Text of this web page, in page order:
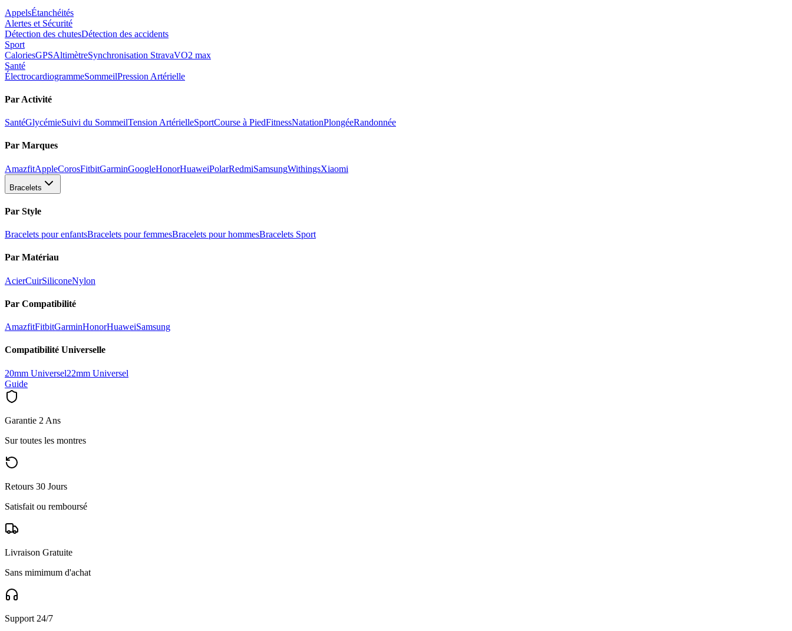
AppelsÉtanchéités
Alertes et Sécurité
Détection des chutesDétection des accidents
Sport
CaloriesGPSAltimètreSynchronisation StravaVO2 max
Santé
ÉlectrocardiogrammeSommeilPression Artérielle
Par Activité
SantéGlycémieSuivi du SommeilTension ArtérielleSportCourse à PiedFitnessNatationPlongéeRandonnée
Par Marques
AmazfitAppleCorosFitbitGarminGoogleHonorHuaweiPolarRedmiSamsungWithingsXiaomi
Bracelets
Par Style
Bracelets pour enfantsBracelets pour femmesBracelets pour hommesBracelets Sport
Par Matériau
AcierCuirSiliconeNylon
Par Compatibilité
AmazfitFitbitGarminHonorHuaweiSamsung
Compatibilité Universelle
20mm Universel22mm Universel
Guide
Garantie 2 Ans
Sur toutes les montres
Retours 30 Jours
Satisfait ou remboursé
Livraison Gratuite
Sans mimimum d'achat
Support 24/7